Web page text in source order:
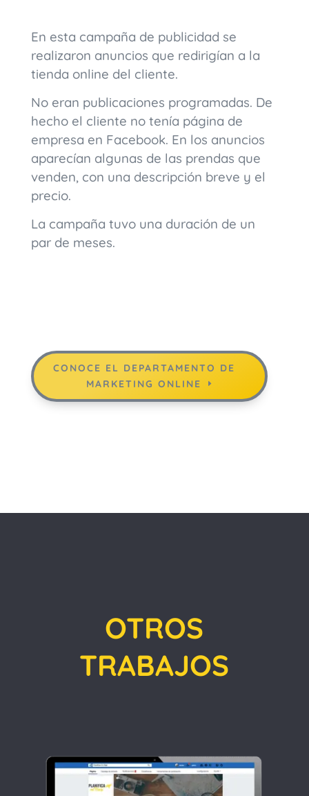
En esta campaña de publicidad se
realizaron anuncios que redirigían a la
tienda online del cliente.
No eran publicaciones programadas. De
hecho el cliente no tenía página de
empresa en Facebook. En los anuncios
aparecían algunas de las prendas que
venden, con una descripción breve y el
precio.
La campaña tuvo una duración de un
par de meses.
CONOCE EL DEPARTAMENTO DE
MARKETING ONLINE
OTROS
TRABAJOS